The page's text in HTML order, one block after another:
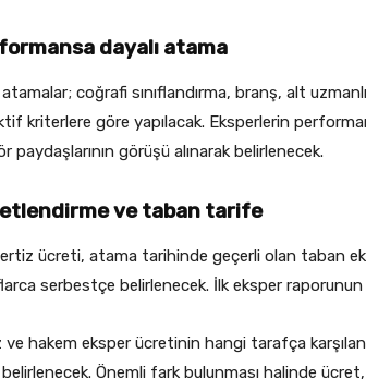
dayalı atama
atamalar; coğrafi sınıflandırma, branş, alt
kriterlere göre yapılacak. Eksperlerin
paydaşlarının görüşü alınarak belirlenecek.
ve taban tarife
ücreti, atama tarihinde geçerli olan taban
serbestçe belirlenecek. İlk eksper
ve hakem eksper ücretinin hangi tarafça
Önemli fark bulunması halinde